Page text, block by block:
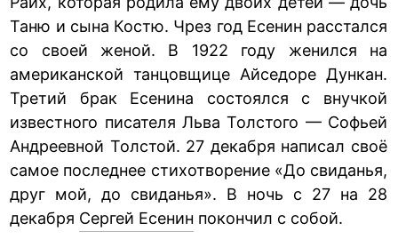
Таню и сына Костю. Чрез год Есенин расстался
со своей женой. В 1922 году женился на
американской танцовщице Айседоре Дункан.
Третий брак Есенина состоялся с внучкой
известного писателя Льва Толстого — Софьей
Андреевной Толстой. 27 декабря написал своё
самое последнее стихотворение «До свиданья,
друг мой, до свиданья». В ночь с 27 на 28
декабря Сергей Есенин покончил с собой.